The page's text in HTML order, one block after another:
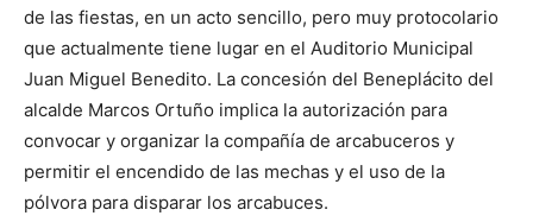
de las fiestas, en un acto sencillo, pero muy protocolario
que actualmente tiene lugar en el Auditorio Municipal
Juan Miguel Benedito. La concesión del Beneplácito del
alcalde Marcos Ortuño implica la autorización para
convocar y organizar la compañía de arcabuceros y
permitir el encendido de las mechas y el uso de la
pólvora para disparar los arcabuces.